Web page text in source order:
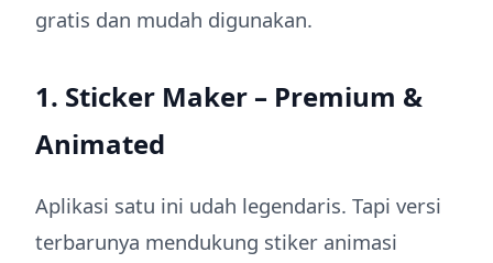
gratis dan mudah digunakan.
1. Sticker Maker – Premium &
Animated
Aplikasi satu ini udah legendaris. Tapi versi
terbarunya mendukung stiker animasi